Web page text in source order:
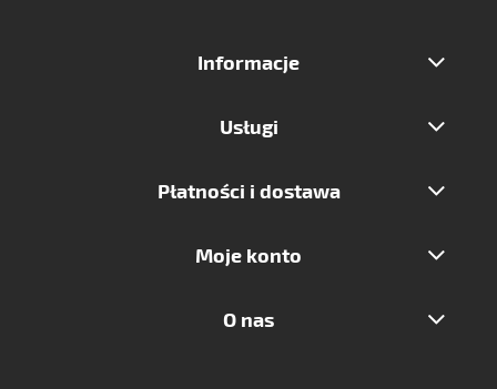
Informacje
Usługi
Płatności i dostawa
Moje konto
O nas